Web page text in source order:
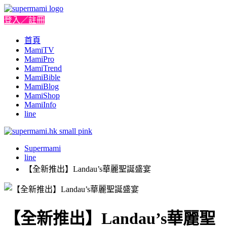
登入／註冊
首頁
MamiTV
MamiPro
MamiTrend
MamiBible
MamiBlog
MamiShop
MamiInfo
line
Supermami
line
【全新推出】Landau’s華麗聖誕盛宴
【全新推出】Landau’s華麗聖